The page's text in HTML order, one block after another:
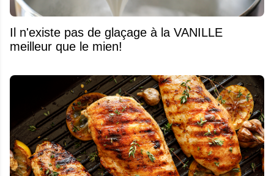
Il n'existe pas de glaçage à la VANILLE
meilleur que le mien!